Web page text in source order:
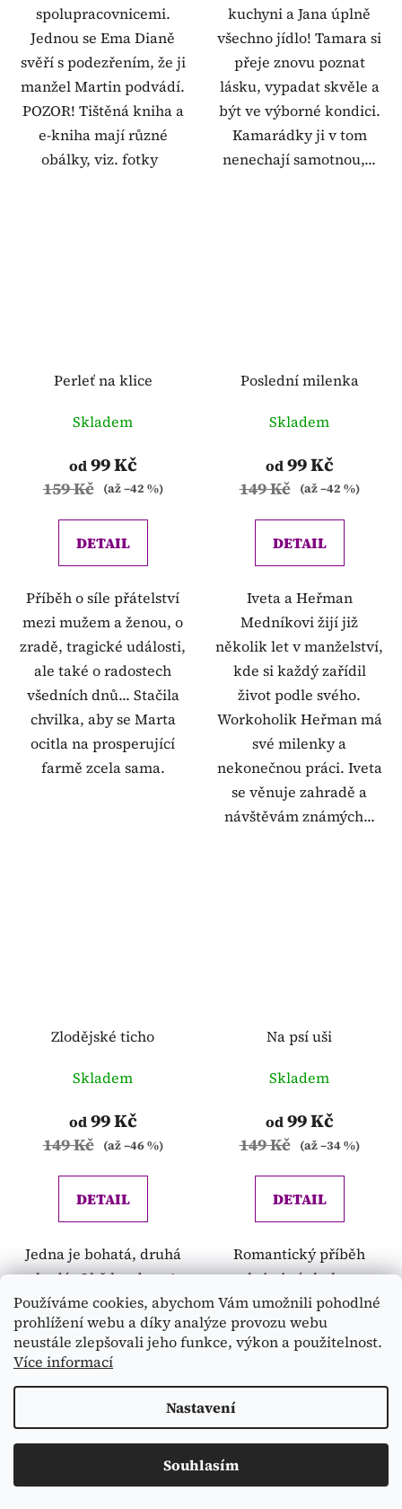
Používáme cookies, abychom Vám umožnili pohodlné
prohlížení webu a díky analýze provozu webu
neustále zlepšovali jeho funkce, výkon a použitelnost.
Více informací
Nastavení
Souhlasím
spolupracovnicemi.
Jednou se Ema Dianě
svěří s podezřením, že ji
manžel Martin podvádí.
POZOR! Tištěná kniha a
e-kniha mají různé
obálky, viz. fotky
kuchyni a Jana úplně
všechno jídlo! Tamara si
přeje znovu poznat
lásku, vypadat skvěle a
být ve výborné kondici.
Kamarádky ji v tom
nenechají samotnou,...
Perleť na klice
Skladem
od99 Kč
159 Kč (až –42 %)
DETAIL
Příběh o síle přátelství
mezi mužem a ženou, o
zradě, tragické události,
ale také o radostech
všedních dnů... Stačila
chvilka, aby se Marta
ocitla na prosperující
farmě zcela sama.
Poslední milenka
Skladem
od99 Kč
149 Kč (až –42 %)
DETAIL
Iveta a Heřman
Medníkovi žijí již
několik let v manželství,
kde si každý zařídil
život podle svého.
Workoholik Heřman má
své milenky a
nekonečnou práci. Iveta
se věnuje zahradě a
návštěvám známých...
Zlodějské ticho
Skladem
od99 Kč
149 Kč (až –46 %)
DETAIL
Jedna je bohatá, druhá
chudá. Obě kradou. A
jednou se jejich životní
osudy spojí...
Na psí uši
Skladem
od99 Kč
149 Kč (až –34 %)
DETAIL
Romantický příběh
s krimi zápletkou.
Někdy je štěstí blízko.
A pes Ben to moc dobře
ví!